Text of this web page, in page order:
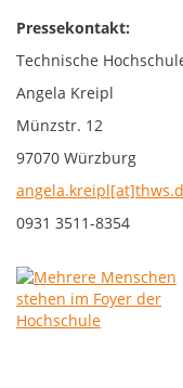
Pressekontakt:
Technische
Angela Kreipl
Münzstr. 12
97070 Würzburg
0931 3511-8354